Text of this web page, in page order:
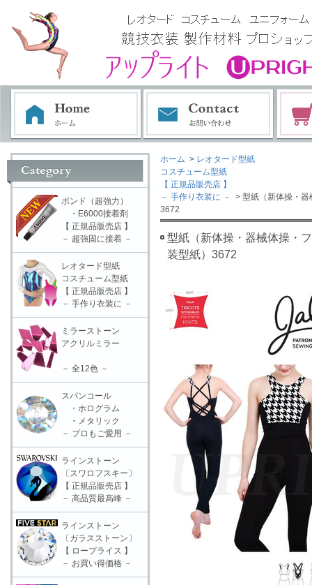
ホーム > レオタード型紙
コスチューム型紙
【 正規品販売店 】
－ 手作り衣装に －
> 型紙（新体操・
3672
型紙（新体操・器械体操・
装型紙）3672
ボンド（超強力）
・E6000接着剤
【 正規品販売店 】
－ 超強固に接着 －
レオタード型紙
コスチューム型紙
【 正規品販売店 】
－ 手作り衣装に －
ミラーストーン
アクリルミラー
－ 全12色 －
スパンコール
・ホログラム
・メタリック
－ プロもご愛用 －
ラインストーン
〔スワロフスキー〕
【 正規品販売店 】
－ 高品質最高峰 －
ラインストーン
〔ガラスストーン〕
【 ロープライス 】
－ お買い得価格 －